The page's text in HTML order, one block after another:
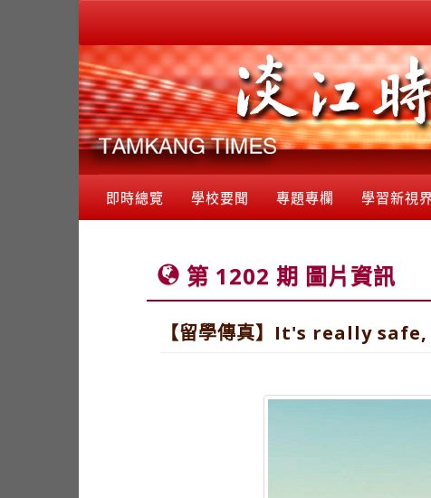
即時總覽 學校要聞 專題專欄 學習新視
第 1202 期 圖片資訊
【留學傳真】It's really